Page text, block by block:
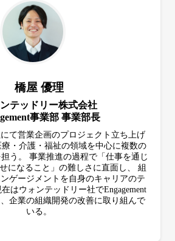
橋屋 優理
テッドリー株式会社
事業部 事業部長
て営業企画のプロジェクト立ち上げ
・介護・福祉の領域を中心に複数の
う。 事業推進の過程で「仕事を通じ
になること」の難しさに直面し、 組
ゲージメントを自身のキャリアのテ
はウォンテッドリー社でEngagement
企業の組織開発の改善に取り組んで
いる。